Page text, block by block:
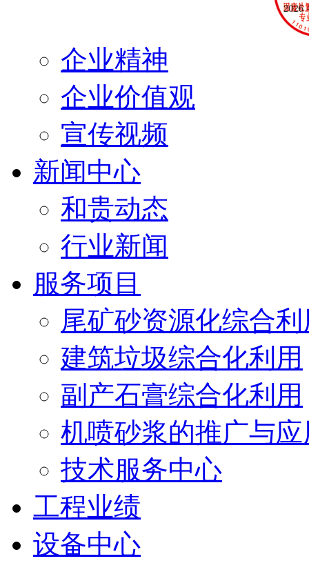
企业精神
企业价值观
宣传视频
新闻中心
和贵动态
行业新闻
服务项目
尾矿砂资源化综合利
建筑垃圾综合化利用
副产石膏综合化利用
机喷砂浆的推广与应
技术服务中心
工程业绩
设备中心